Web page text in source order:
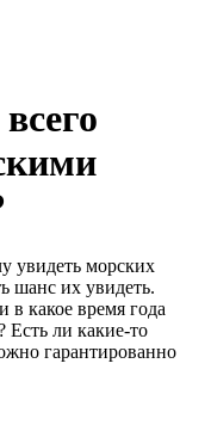
увидеть морских
шанс их увидеть.
какое время года
Есть ли какие-то
гарантированно